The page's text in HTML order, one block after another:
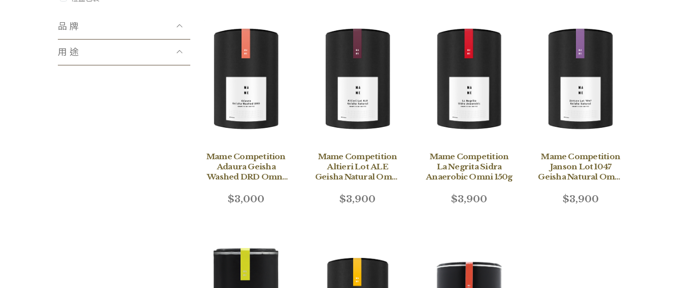
品牌
用途
Mame Competition
Adaura Geisha
Washed DRD Omni
$3,000
Mame Competition
Altieri Lot ALE
Geisha Natural Omni
$3,900
Mame Competition
La Negrita Sidra
Anaerobic Omni 150g
$3,900
Mame Competition
Janson Lot 1047
Geisha Natural Omni
$3,900